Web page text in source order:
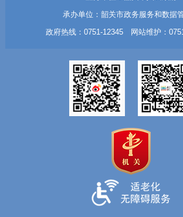
承办单位：韶关市政务服务和数据
政府热线：0751-12345 网站维护：